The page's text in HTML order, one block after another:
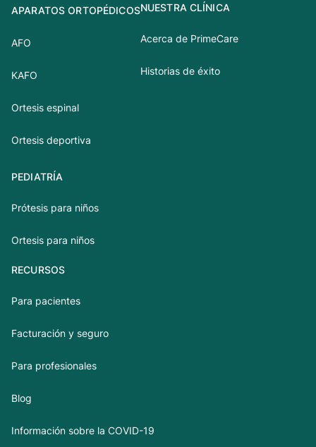
APARATOS ORTOPÉDICOS
AFO
KAFO
Ortesis espinal
Ortesis deportiva
PEDIATRÍA
Prótesis para niños
Ortesis para niños
NUESTRA CLÍNICA
Acerca de PrimeCare
Historias de éxito
RECURSOS
Para pacientes
Facturación y seguro
Para profesionales
Blog
Información sobre la COVID-19